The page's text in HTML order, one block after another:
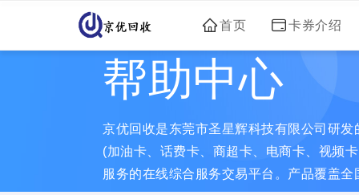
首页 卡券介绍
帮助中心
京优回收是东莞市圣星辉科技有限公司研
(加油卡、话费卡、商超卡、电商卡、视频
服务的在线综合服务交易平台。产品覆盖